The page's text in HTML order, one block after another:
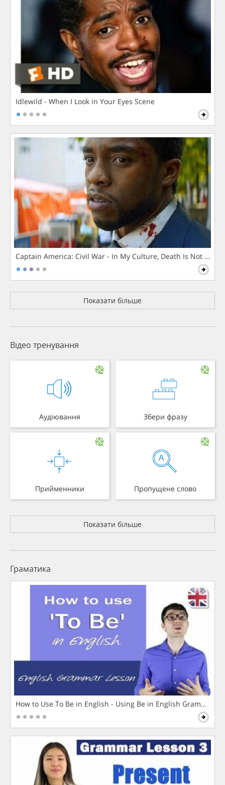
Idlewild - When I Look in Your Eyes Scene
Captain America: Civil War - In My Culture, Death Is Not The
Показати більше
Відео тренування
Аудіювання Збери фразу
Прийменники Пропущене слово
Показати більше
Граматика
How to Use To Be in English - Using Be in English Grammar